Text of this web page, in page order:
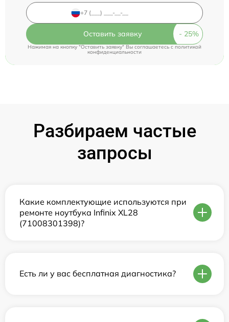
Оставить заявку
Нажимая на кнопку "Оставить заявку" Вы соглашаетесь cполитикой
конфиденциальности
Разбираем частые
запросы
Какие комплектующие используются при
ремонте ноутбука Infinix XL28
(71008301398)?
Есть ли у вас бесплатная диагностика?